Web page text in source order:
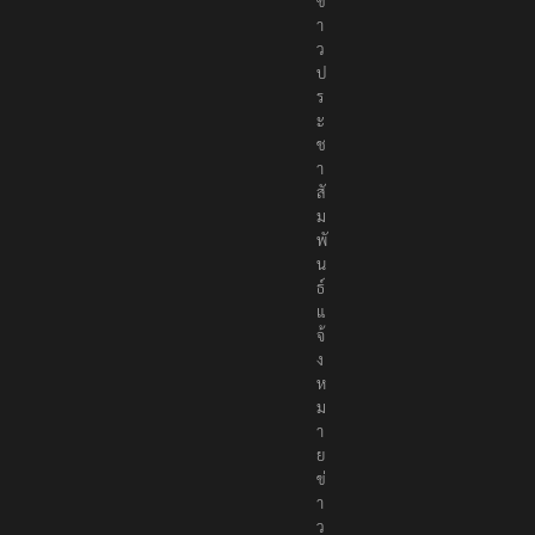
า
ว
ป
ร
ะ
ช
า
สั
ม
พั
น
ธ์
แ
จ้
ง
ห
ม
า
ย
ข่
า
ว